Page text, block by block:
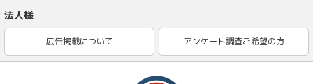
法人様
広告掲載について アンケート調査ご希望の方